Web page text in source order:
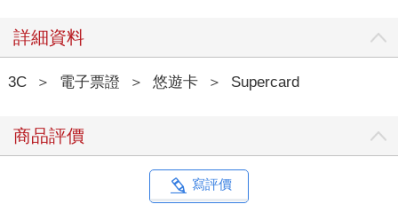
詳細資料
3C ＞ 電子票證 ＞ 悠遊卡 ＞ Supercard
商品評價
寫評價